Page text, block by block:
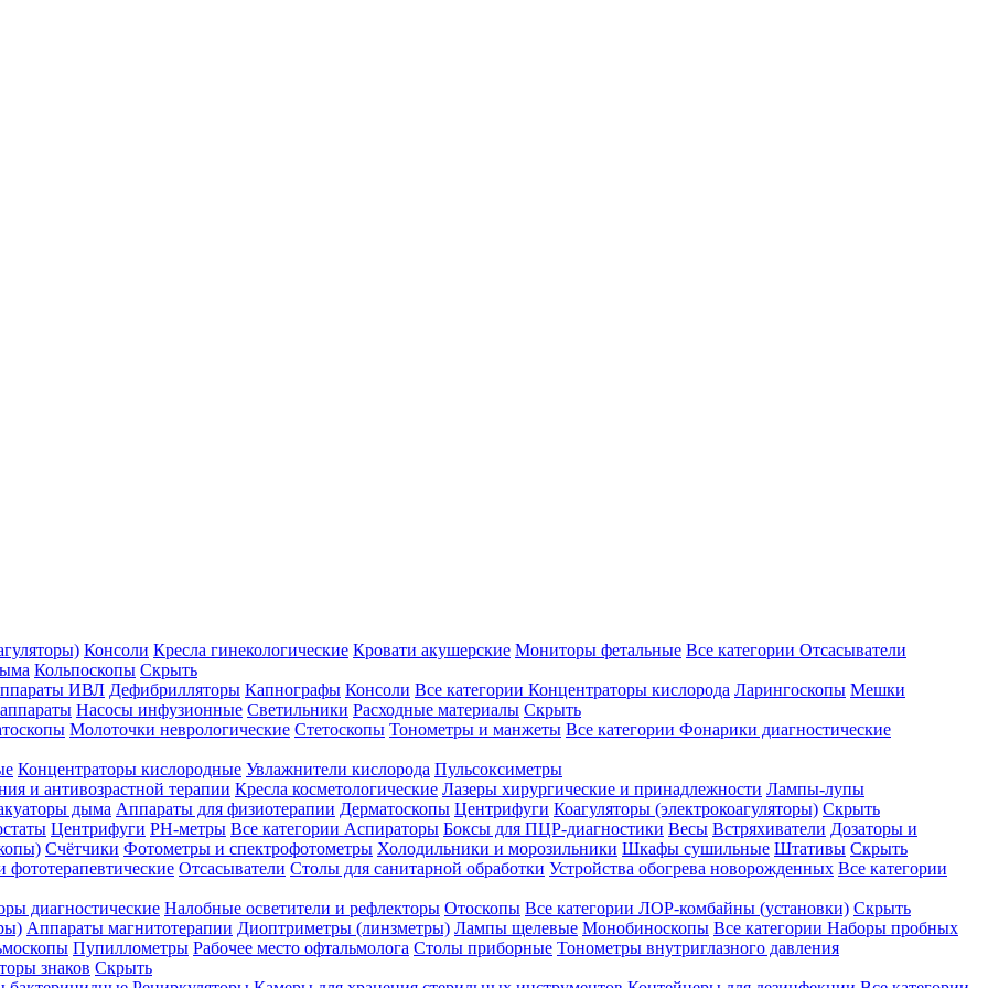
Консоли Кресла гинекологические Кровати акушерские Мониторы фетальные Все категории Отсасыватели
Кольпоскопы Скрыть
ИВЛ Дефибрилляторы Капнографы Консоли Все категории Концентраторы кислорода Ларингоскопы Мешки
Насосы инфузионные Светильники Расходные материалы Скрыть
Молоточки неврологические Стетоскопы Тонометры и манжеты Все категории Фонарики диагностические
Концентраторы кислородные Увлажнители кислорода Пульсоксиметры
и антивозрастной терапии Кресла косметологические Лазеры хирургические и принадлежности Лампы-лупы
дыма Аппараты для физиотерапии Дерматоскопы Центрифуги Коагуляторы (электрокоагуляторы) Скрыть
Центрифуги PH-метры Все категории Аспираторы Боксы для ПЦР-диагностики Весы Встряхиватели Дозаторы и
Счётчики Фотометры и спектрофотометры Холодильники и морозильники Шкафы сушильные Штативы Скрыть
фототерапевтические Отсасыватели Столы для санитарной обработки Устройства обогрева новорожденных Все категории
диагностические Налобные осветители и рефлекторы Отоскопы Все категории ЛОР-комбайны (установки) Скрыть
Аппараты магнитотерапии Диоптриметры (линзметры) Лампы щелевые Монобиноскопы Все категории Наборы пробных
Пупиллометры Рабочее место офтальмолога Столы приборные Тонометры внутриглазного давления
знаков Скрыть